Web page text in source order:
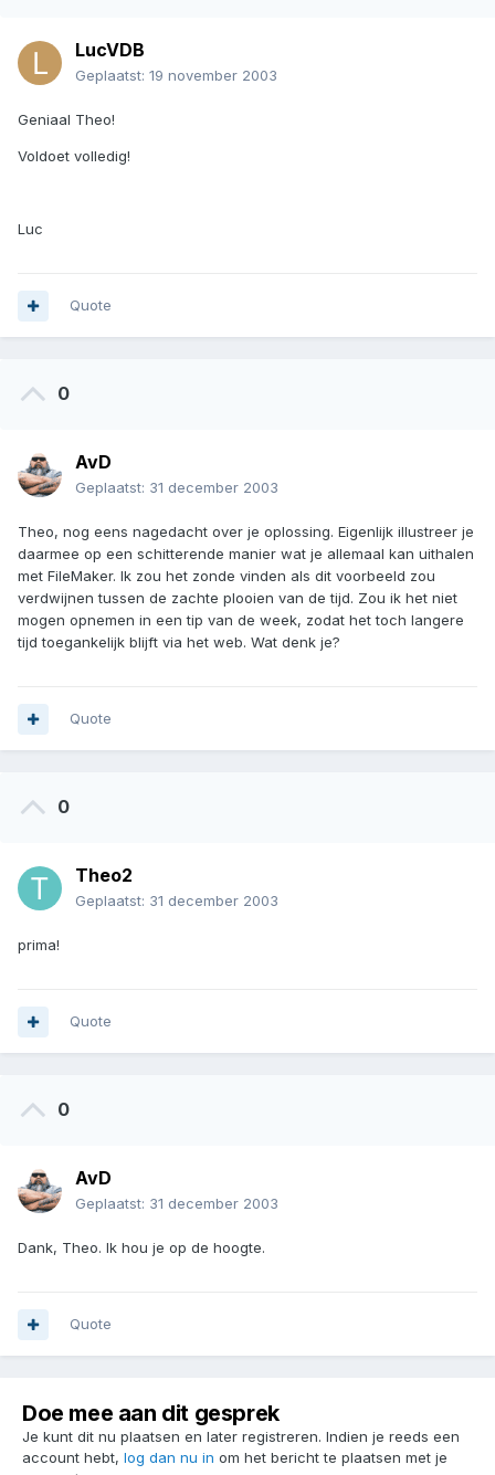
LucVDB
Geplaatst: 19 november 2003
Geniaal Theo!
Voldoet volledig!
Luc
Quote
0
AvD
Geplaatst: 31 december 2003
Theo, nog eens nagedacht over je oplossing. Eigenlijk illustreer je
daarmee op een schitterende manier wat je allemaal kan uithalen
met FileMaker. Ik zou het zonde vinden als dit voorbeeld zou
verdwijnen tussen de zachte plooien van de tijd. Zou ik het niet
mogen opnemen in een tip van de week, zodat het toch langere
tijd toegankelijk blijft via het web. Wat denk je?
Quote
0
Theo2
Geplaatst: 31 december 2003
prima!
Quote
0
AvD
Geplaatst: 31 december 2003
Dank, Theo. Ik hou je op de hoogte.
Quote
Doe mee aan dit gesprek
Je kunt dit nu plaatsen en later registreren. Indien je reeds een
account hebt, log dan nu in om het bericht te plaatsen met je